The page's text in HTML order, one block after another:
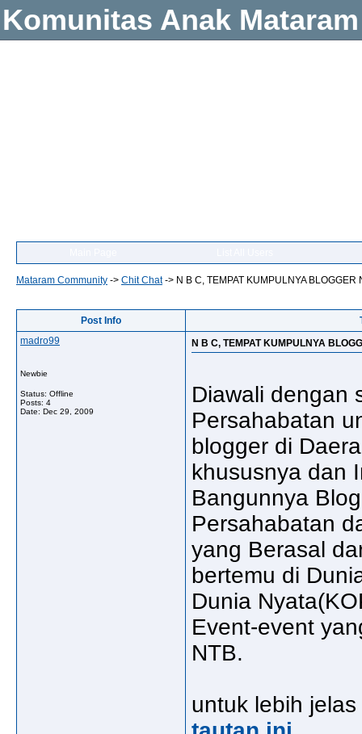
Komunitas Anak Mataram
Mataram Community -> Chit Chat-> N B C, TEMPAT KUMPULNYA BLOGGER
Post Info
madro99
Newbie
Status: Offline
Posts: 4
Date: Dec 29, 2009
N B C, TEMPAT KUMPULNYA
Diawali dengan
Persahabatan
blogger di
khususnya dan
Bangunnya
Persahabatan
yang Berasal
bertemu di
Dunia
Event-event
NTB.
untuk lebih